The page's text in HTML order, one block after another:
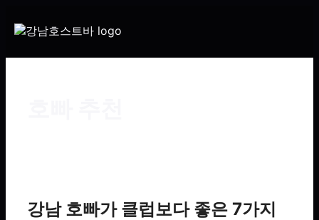
강남 호빠가 클럽보다 좋은 7가지